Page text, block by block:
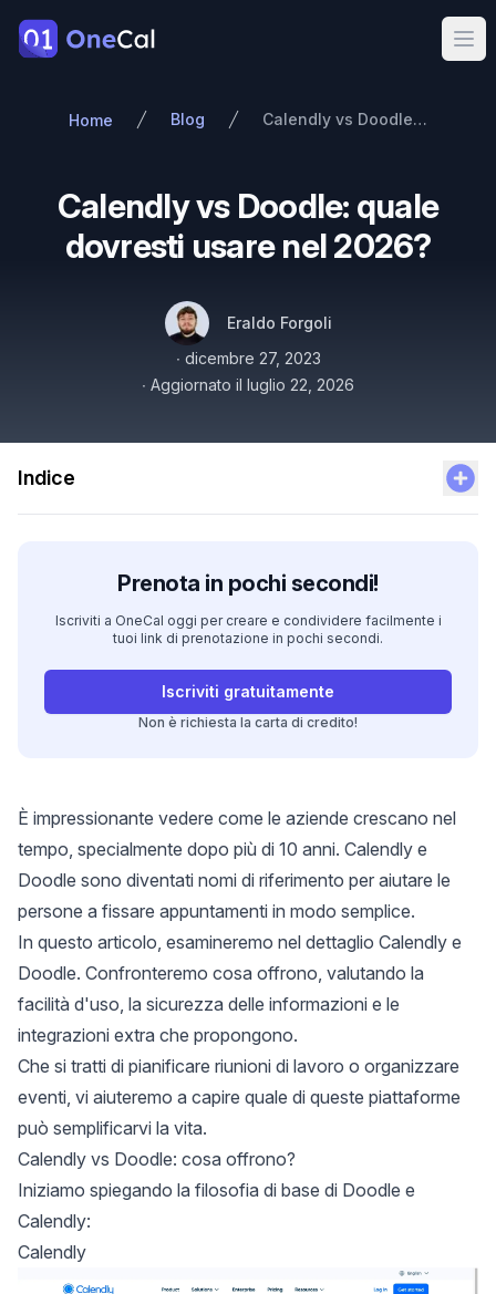
OneCal
Home Blog Calendly vs Doodle: quale dovresti usare nel 2026?
Calendly vs Doodle: quale
dovresti usare nel 2026?
Autori
Nome
Twitter
Eraldo Forgoli
Pubblicato il
∙ dicembre 27, 2023
∙ Aggiornato il luglio 22, 2026
Indice
Prenota in pochi secondi!
Iscriviti a OneCal oggi per creare e condividere facilmente i
tuoi link di prenotazione in pochi secondi.
Iscriviti gratuitamente
Non è richiesta la carta di credito!
È impressionante vedere come le aziende crescano nel
tempo, specialmente dopo più di 10 anni. Calendly e
Doodle sono diventati nomi di riferimento per aiutare le
persone a fissare appuntamenti in modo semplice.
In questo articolo, esamineremo nel dettaglio Calendly e
Doodle. Confronteremo cosa offrono, valutando la
facilità d'uso, la sicurezza delle informazioni e le
integrazioni extra che propongono.
Che si tratti di pianificare riunioni di lavoro o organizzare
eventi, vi aiuteremo a capire quale di queste piattaforme
può semplificarvi la vita.
Calendly vs Doodle: cosa offrono?
Iniziamo spiegando la filosofia di base di Doodle e
Calendly:
Calendly